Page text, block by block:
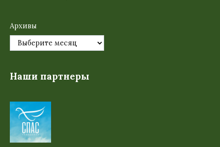
Архивы
Наши партнеры